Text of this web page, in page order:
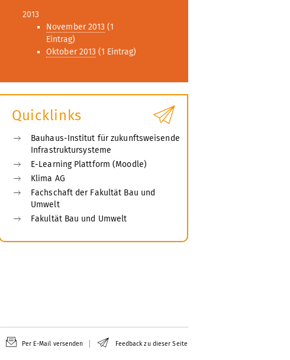
2013
November 2013 (1
Eintrag)
Oktober 2013 (1 Eintrag)
Quicklinks
Bauhaus-Institut für zukunftsweisende
Infrastruktursysteme
E-Learning Plattform (Moodle)
Klima AG
Fachschaft der Fakultät Bau und
Umwelt
Fakultät Bau und Umwelt
Per E-Mail versenden Feedback zu dieser Seite